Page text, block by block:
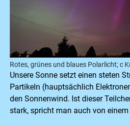
Rotes, grünes und blaues Polarlicht; c
Unsere Sonne setzt einen steten
Partikeln (hauptsächlich
den Sonnenwind. Ist dieser
stark, spricht man auch von